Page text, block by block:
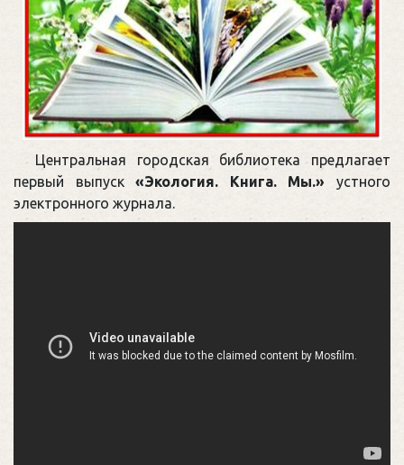
Центральная городская библиотека предлагает
первый выпуск«Экология. Книга. Мы.» устного
электронного журнала.